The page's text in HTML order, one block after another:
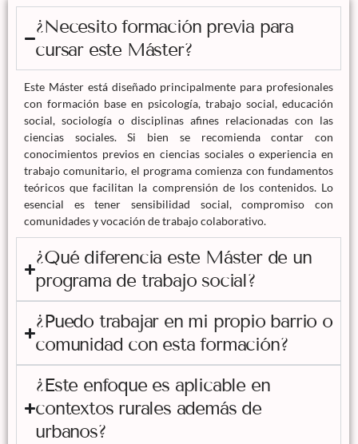
¿Necesito formación previa para
cursar este Máster?
Este Máster está diseñado principalmente para profesionales
con formación base en psicología, trabajo social, educación
social, sociología o disciplinas afines relacionadas con las
ciencias sociales. Si bien se recomienda contar con
conocimientos previos en ciencias sociales o experiencia en
trabajo comunitario, el programa comienza con fundamentos
teóricos que facilitan la comprensión de los contenidos. Lo
esencial es tener sensibilidad social, compromiso con
comunidades y vocación de trabajo colaborativo.
¿Qué diferencia este Máster de un
programa de trabajo social?
¿Puedo trabajar en mi propio barrio o
comunidad con esta formación?
¿Este enfoque es aplicable en
contextos rurales además de
urbanos?